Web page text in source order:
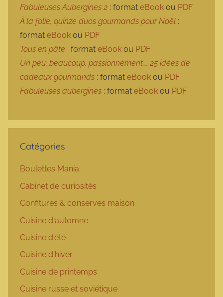
Fabuleuses Aubergines 2 : format eBook ou PDF
À la folie, quinze duos gourmands pour Noël :
format eBook ou PDF
Tous en pâte : format eBook ou PDF
Un peu, beaucoup, passionnément…, 25 idées de
cadeaux gourmands : format eBook ou PDF
Fabuleuses aubergines : format eBook ou PDF
Catégories
Boulettes Mania
Cabinet de curiosités
Confitures & conserves maison
Cuisine d'automne
Cuisine d'été
Cuisine d'hiver
Cuisine de printemps
Cuisine russe et soviétique